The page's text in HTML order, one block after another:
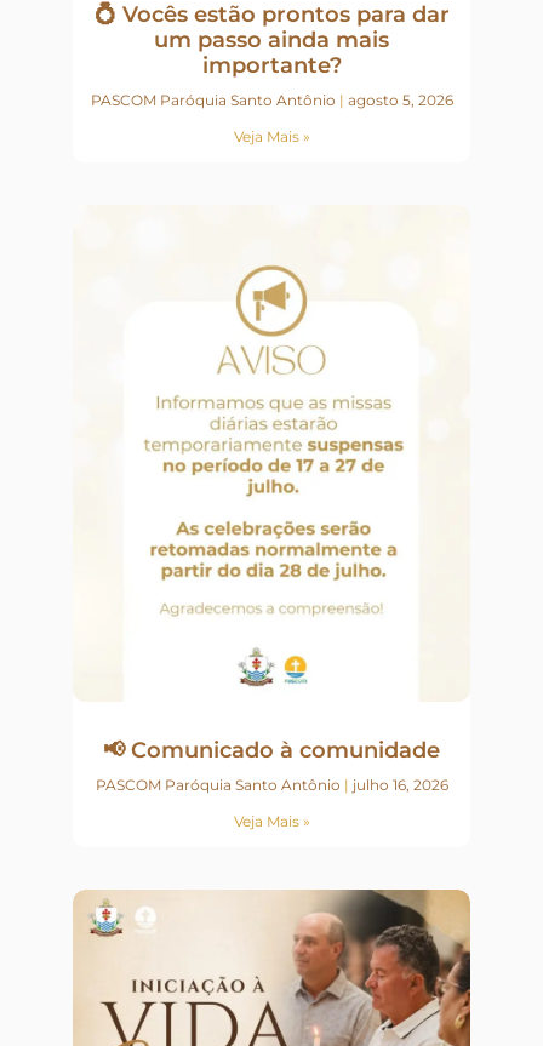
💍 Vocês estão prontos para dar
um passo ainda mais
importante?
PASCOM Paróquia Santo Antônio
agosto 5, 2026
Veja Mais »
📢 Comunicado à comunidade
PASCOM Paróquia Santo Antônio
julho 16, 2026
Veja Mais »